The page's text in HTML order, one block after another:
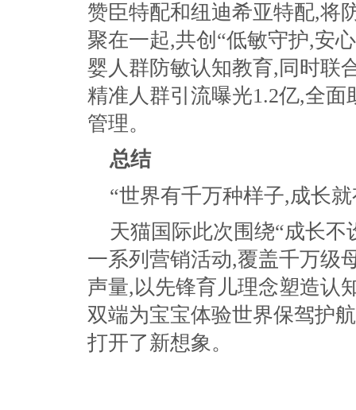
赞臣特配和纽迪希亚特配,将
聚在一起,共创“低敏守护,安
婴人群防敏认知教育,同时联
精准人群引流曝光1.2亿,全
管理。
总结
“世界有千万种样子,成长
天猫国际此次围绕“成长
一系列营销活动,覆盖千万级
声量,以先锋育儿理念塑造认
双端为宝宝体验世界保驾护
打开了新想象。